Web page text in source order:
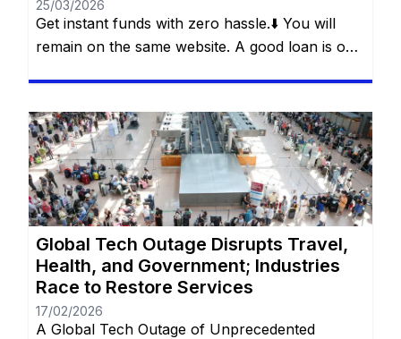
25/03/2026
Get instant funds with zero hassle.⬇️ You will
remain on the same website. A good loan is one
offers: a smart loan, with flexibility in
withdrawals, control over payments and
freedom for the customer to decide how and
[…]
Global Tech Outage Disrupts Travel,
Health, and Government; Industries
Race to Restore Services
17/02/2026
A Global Tech Outage of Unprecedented